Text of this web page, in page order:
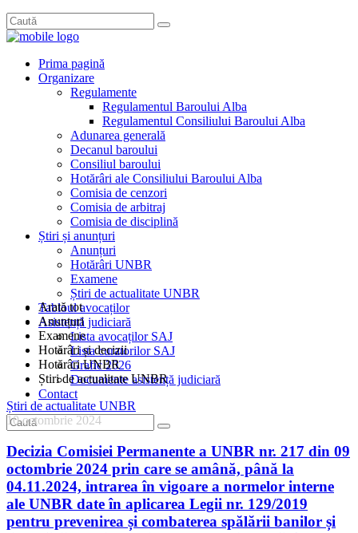
Prima pagină
Organizare
Regulamente
Regulamentul Baroului Alba
Regulamentul Consiliului Baroului Alba
Adunarea generală
Decanul baroului
Consiliul baroului
Hotărâri ale Consiliului Baroului Alba
Comisia de cenzori
Comisia de arbitraj
Comisia de disciplină
Știri și anunțuri
Anunțuri
Hotărâri UNBR
Examene
Știri de actualitate UNBR
Tabloul avocaților
Asistență judiciară
Lista avocaților SAJ
Lista curatorilor SAJ
Grafic 2026
Documente asistență judiciară
Contact
Arată tot
Anunțuri
Examene
Hotărâri și decizii
Hotărâri UNBR
Știri de actualitate UNBR
Știri de actualitate UNBR
10 octombrie 2024
Decizia Comisiei Permanente a UNBR nr. 217 din 09
octombrie 2024 prin care se amână, până la
04.11.2024, intrarea în vigoare a normelor interne
ale UNBR date în aplicarea Legii nr. 129/2019
pentru prevenirea și combaterea spălării banilor și